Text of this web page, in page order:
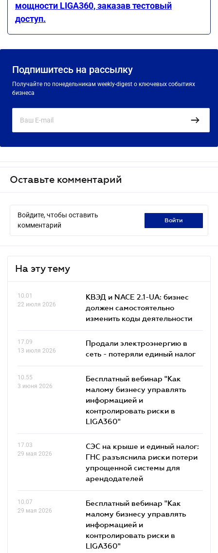
мощности LIGA360, заказав тестовый
доступ.
Подпишитесь на рассылку
Получайте по понедельникам weekly-digest о ключевых событиях
бизнеса
Оставьте комментарий
Войдите, чтобы оставить
комментарий
войти
На эту тему
10.01
22 июля 2026
КВЭД и NACE 2.1-UA: бизнес
должен самостоятельно
изменить коды деятельности
17.09
13 июля 2026
Продали электроэнергию в
сеть - потеряли единый налог
10.55
3 июня 2026
Бесплатный вебинар "Как
малому бизнесу управлять
информацией и
контролировать риски в
LIGA360"
17.03
29 мая 2026
СЭС на крыше и единый налог:
ГНС разъяснила риски потери
упрощенной системы для
арендодателей
10.07
29 мая 2026
Бесплатный вебинар "Как
малому бизнесу управлять
информацией и
контролировать риски в
LIGA360"